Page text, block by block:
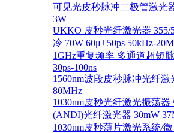
可见光皮秒脉冲二极管激光
3W
UKKO 皮秒光纤激光器 355/
冷 70W 60μJ 50ps 50kHz-
1GHz重复频率 多通道超短
30ps-100ns
1560nm波段皮秒脉冲光纤激
80MHz
1030nm皮秒光纤激光振荡
(ANDI)光纤激光器 30mW
1030nm皮秒薄片激光系统/